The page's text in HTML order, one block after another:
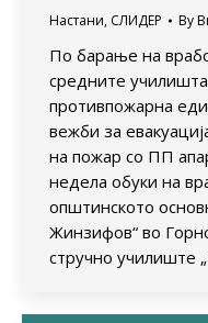
Настани, СЛИДЕР By
По барање на
средните
противпожарна
вежби за
на пожар со ПП
недела обуки на
општинското
Жинзифов“ во
стручно училиште